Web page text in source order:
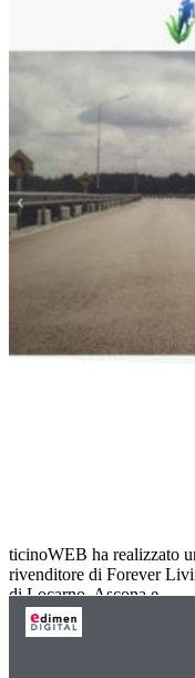
ticinoWEB ha realizzato
rivenditore di Forever
di Locarno, Ascona e